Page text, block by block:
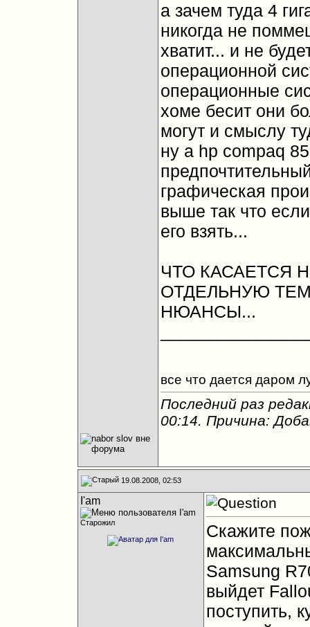
а зачем туда 4
никогда не
хватит... и не
операционной
операционные
хоме бесит они
могут и смыслу
ну а hp compaq
графическая
выше так что
его взять...
ЧТО КАСАЕТСЯ
ОТДЕЛЬНУЮ
НЮАНСЫ...
все что дается даром
Последний раз
00:14. Причина:
19.08.2008, 02:53
I'am
Старожил
Скажите
Samsung
выйдет
поступить,